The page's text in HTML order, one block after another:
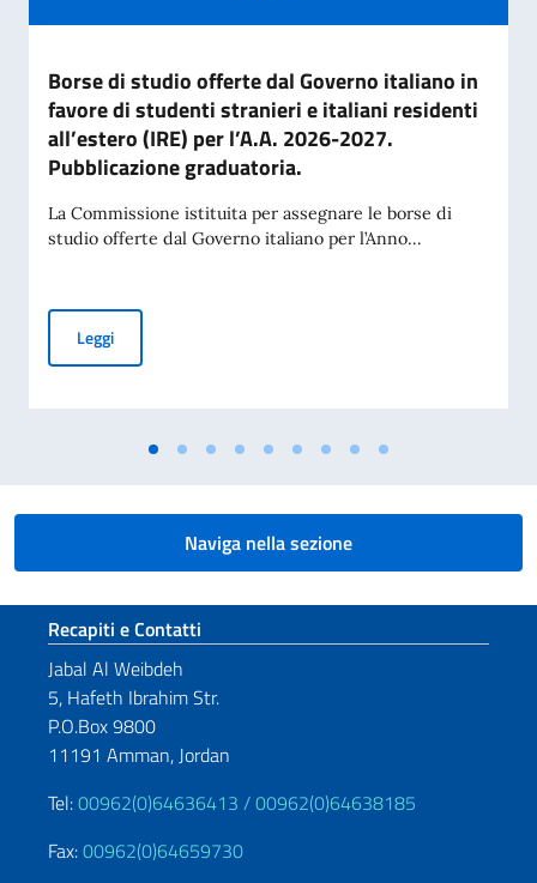
Borse di studio offerte dal Governo italiano in
favore di studenti stranieri e italiani residenti
all’estero (IRE) per l’A.A. 2026-2027.
Pubblicazione graduatoria.
La Commissione istituita per assegnare le borse di
studio offerte dal Governo italiano per l’Anno...
LeggiBorse di studio offerte dal Governo italiano in favore di
Naviga nella sezione
Sezione footer
Recapiti e Contatti
Jabal Al Weibdeh
5, Hafeth Ibrahim Str.
P.O.Box 9800
11191 Amman, Jordan
Tel:00962(0)64636413 /00962(0)64638185
Fax:00962(0)64659730